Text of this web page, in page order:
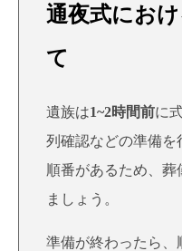
通夜式にお
て
遺族は1~2時間前に
列確認などの準備を
順番があるため、葬
ましょう。
準備が終わったら、